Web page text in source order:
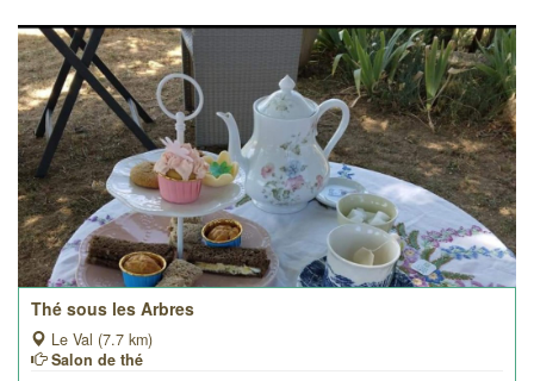
Thé sous les Arbres
Le Val (7.7 km)
Salon de thé